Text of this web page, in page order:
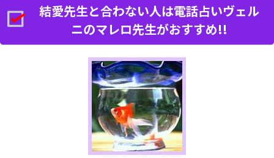
結愛先生と合わない人は電話占いヴェル
ニのマレロ先生がおすすめ!!